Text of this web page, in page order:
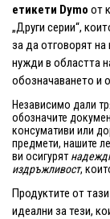
етикети Dymo от
„Други серии“,
за да отговорят
нужди в областта
обозначаването и
Независимо дали
обозначите
консумативи или
предмети, нашите
ви осигурят
издръжливост,
Продуктите от
идеални за тези,